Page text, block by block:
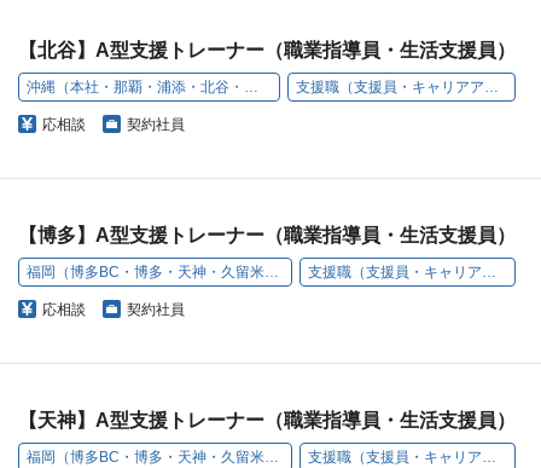
【北谷】A型支援トレーナー（職業指導員・生活支援員）
沖縄（本社・那覇・浦添・北谷・名護・豊見城） 支援職（支援員・キャリアアドバイザー）
応相談 契約社員
【博多】A型支援トレーナー（職業指導員・生活支援員）
福岡（博多BC・博多・天神・久留米・小倉・うきは） 支援職（支援員・キャリアアドバイザー）
応相談 契約社員
【天神】A型支援トレーナー（職業指導員・生活支援員）
福岡（博多BC・博多・天神・久留米・小倉・うきは） 支援職（支援員・キャリアアドバイザー）